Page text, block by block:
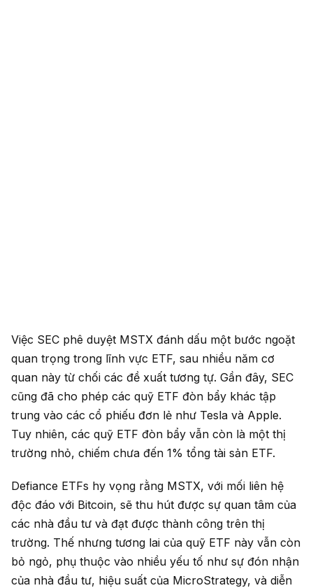
Việc SEC phê duyệt MSTX đánh dấu một bước ngoặt
quan trọng trong lĩnh vực ETF, sau nhiều năm cơ
quan này từ chối các đề xuất tương tự. Gần đây, SEC
cũng đã cho phép các quỹ ETF đòn bẩy khác tập
trung vào các cổ phiếu đơn lẻ như Tesla và Apple.
Tuy nhiên, các quỹ ETF đòn bẩy vẫn còn là một thị
trường nhỏ, chiếm chưa đến 1% tổng tài sản ETF.
Defiance ETFs hy vọng rằng MSTX, với mối liên hệ
độc đáo với Bitcoin, sẽ thu hút được sự quan tâm của
các nhà đầu tư và đạt được thành công trên thị
trường. Thế nhưng tương lai của quỹ ETF này vẫn còn
bỏ ngỏ, phụ thuộc vào nhiều yếu tố như sự đón nhận
của nhà đầu tư, hiệu suất của MicroStrategy, và diễn